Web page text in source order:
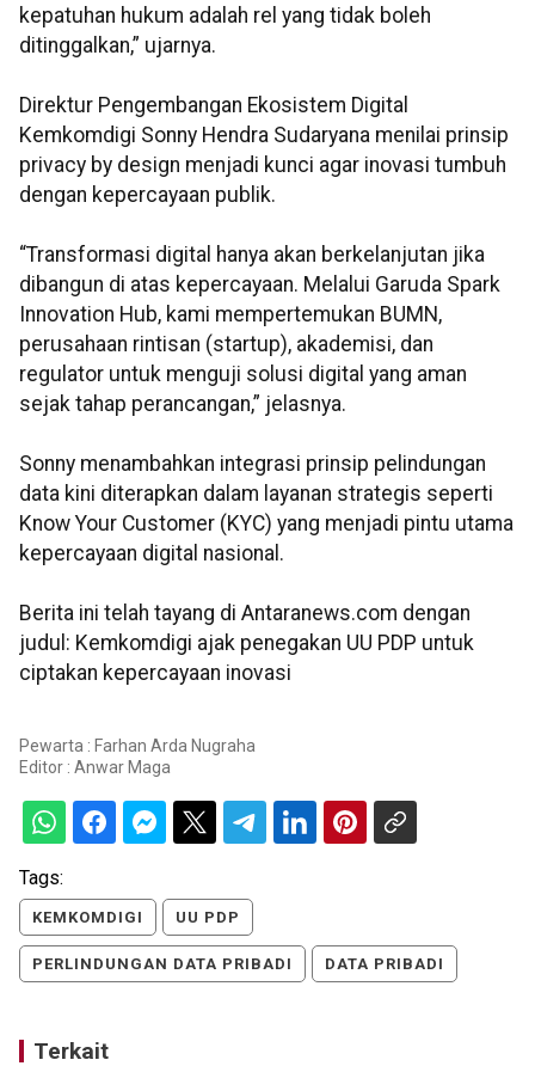
kepatuhan hukum adalah rel yang tidak boleh
ditinggalkan,” ujarnya.
Direktur Pengembangan Ekosistem Digital
Kemkomdigi Sonny Hendra Sudaryana menilai prinsip
privacy by design menjadi kunci agar inovasi tumbuh
dengan kepercayaan publik.
“Transformasi digital hanya akan berkelanjutan jika
dibangun di atas kepercayaan. Melalui Garuda Spark
Innovation Hub, kami mempertemukan BUMN,
perusahaan rintisan (startup), akademisi, dan
regulator untuk menguji solusi digital yang aman
sejak tahap perancangan,” jelasnya.
Sonny menambahkan integrasi prinsip pelindungan
data kini diterapkan dalam layanan strategis seperti
Know Your Customer (KYC) yang menjadi pintu utama
kepercayaan digital nasional.
Berita ini telah tayang di Antaranews.com dengan
judul: Kemkomdigi ajak penegakan UU PDP untuk
ciptakan kepercayaan inovasi
Pewarta : Farhan Arda Nugraha
Editor : Anwar Maga
Tags:
KEMKOMDIGI UU PDP
PERLINDUNGAN DATA PRIBADI DATA PRIBADI
Terkait